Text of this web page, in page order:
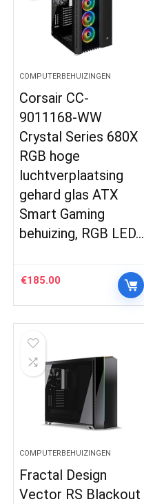
COMPUTERBEHUIZINGEN
Corsair CC-
9011168-WW
Crystal Series 680X
RGB hoge
luchtverplaatsing
gehard glas ATX
Smart Gaming
behuizing, RGB LED…
€185.00
COMPUTERBEHUIZINGEN
Fractal Design
Vector RS Blackout